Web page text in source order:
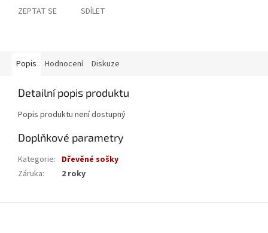
ZEPTAT SE SDÍLET
Popis Hodnocení Diskuze
Detailní popis produktu
Popis produktu není dostupný
Doplňkové parametry
Kategorie: Dřevěné sošky
Záruka: 2 roky